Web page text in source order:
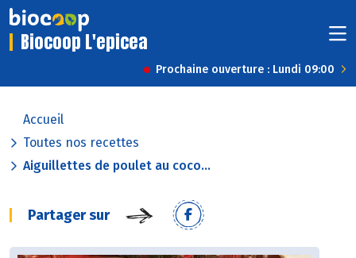
Biocoop L'epicea
Prochaine ouverture : Lundi 09:00
Accueil
Toutes nos recettes
Aiguillettes de poulet au coco...
Partager sur